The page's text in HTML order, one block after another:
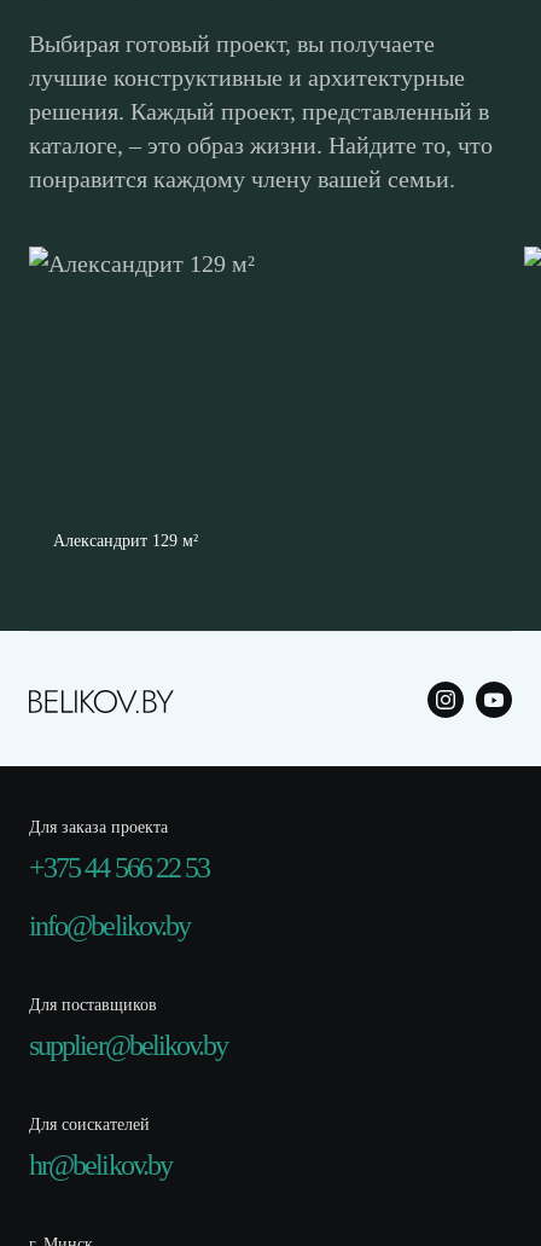
Выбирая готовый проект, вы получаете
лучшие конструктивные и архитектурные
решения. Каждый проект, представленный в
каталоге, – это образ жизни. Найдите то, что
понравится каждому члену вашей семьи.
Александрит 129 м²
Для заказа проекта
+375 44 566 22 53
info@belikov.by
Для поставщиков
supplier@belikov.by
Для соискателей
hr@belikov.by